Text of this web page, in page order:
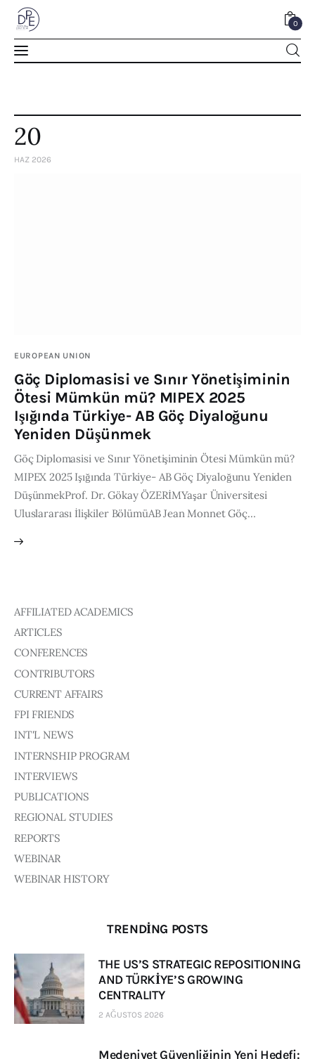
0
Events
Courses
Articles
Staff
Contacts
20
HAZ 2026
EUROPEAN UNION
Göç Diplomasisi ve Sınır Yönetişiminin
Ötesi Mümkün mü? MIPEX 2025
Işığında Türkiye- AB Göç Diyaloğunu
Yeniden Düşünmek
Göç Diplomasisi ve Sınır Yönetişiminin Ötesi Mümkün mü?
MIPEX 2025 Işığında Türkiye- AB Göç Diyaloğunu Yeniden
DüşünmekProf. Dr. Gökay ÖZERİMYaşar Üniversitesi
Uluslararası İlişkiler BölümüAB Jean Monnet Göç…
AFFILIATED ACADEMICS
ARTICLES
CONFERENCES
CONTRIBUTORS
CURRENT AFFAIRS
FPI FRIENDS
INT'L NEWS
INTERNSHIP PROGRAM
INTERVIEWS
PUBLICATIONS
REGIONAL STUDIES
REPORTS
WEBINAR
WEBINAR HISTORY
TRENDING POSTS
THE US’S STRATEGIC REPOSITIONING
AND TÜRKİYE’S GROWING
CENTRALITY
2 AĞUSTOS 2026
Medeniyet Güvenliğinin Yeni Hedefi: